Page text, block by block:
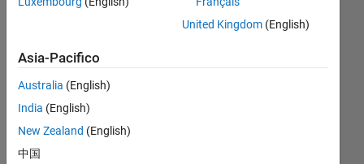
CONTRIBUTI L
0
4
07/23
11/23
03/24
07/24
11/24
03/25
07/25
11/25
03/26
07/26
12/23
05/24
10/24
08/25
01/26
06/26
01/24
01/25
United Kingdom(English)
Asia-Pacifico
Australia (English)
India (English)
New Zealand (English)
中国